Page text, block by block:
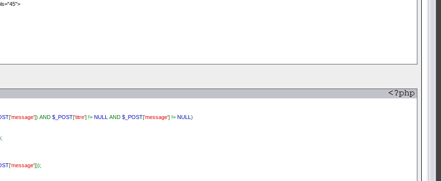
['message']) AND $_POST['titre'] != NULL AND $_POST['message'] != NULL )
['message']));